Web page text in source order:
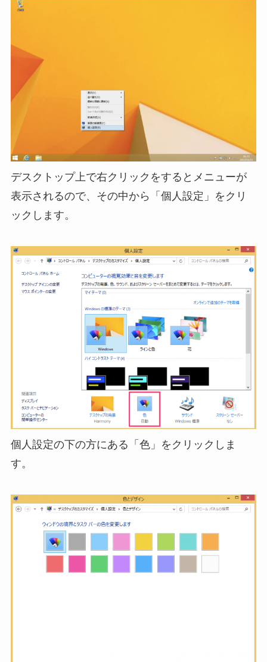
デスクトップ上で右クリックをするとメニューが
表示されるので、その中から「個人設定」をクリ
ックします。
個人設定の下の方にある「色」をクリックしま
す。